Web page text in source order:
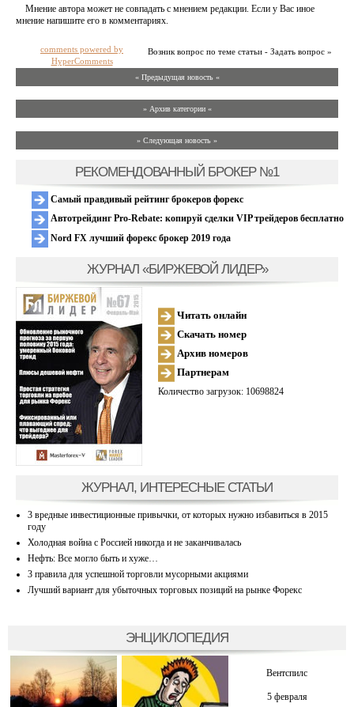
Мнение автора может не совпадать с мнением редакции. Если у Вас иное
мнение напишите его в комментариях.
Возник вопрос по теме статьи - Задать вопрос »
comments powered by
HyperComments
« Предыдущая новость «
» Архив категории «
» Следующая новость »
РЕКОМЕНДОВАННЫЙ БРОКЕР №1
Самый правдивый рейтинг брокеров форекс
Автотрейдинг Pro-Rebate: копируй сделки VIP трейдеров бесплатно
Nord FX лучший форекс брокер 2019 года
ЖУРНАЛ «БИРЖЕВОЙ ЛИДЕР»
Читать онлайн
Скачать номер
Архив номеров
Партнерам
Количество загрузок: 10698824
ЖУРНАЛ, ИНТЕРЕСНЫЕ СТАТЬИ
3 вредные инвестиционные привычки, от которых нужно избавиться в 2015
году
Холодная война с Россией никогда и не заканчивалась
Нефть: Все могло быть и хуже…
3 правила для успешной торговли мусорными акциями
Лучший вариант для убыточных торговых позиций на рынке Форекс
ЭНЦИКЛОПЕДИЯ
Вентспилс
5 февраля